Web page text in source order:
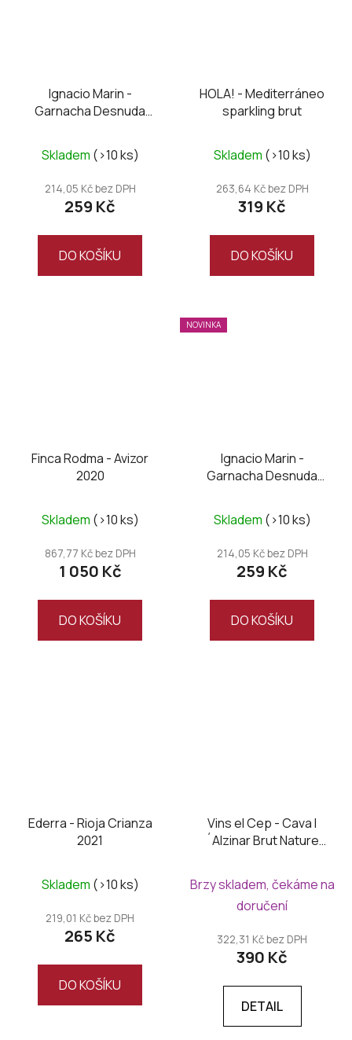
Ignacio Marin -
Garnacha Desnuda
Tinto
Skladem (>10 ks)
214,05 Kč bez DPH
259 Kč
DO KOŠÍKU
HOLA! - Mediterráneo
sparkling brut
Skladem (>10 ks)
263,64 Kč bez DPH
319 Kč
DO KOŠÍKU
Finca Rodma - Avizor
2020
hodnocení
produktu
je
z
Skladem (>10 ks)
867,77 Kč bez DPH
1 050 Kč
DO KOŠÍKU
NOVINKA
Ignacio Marin -
Garnacha Desnuda
Skladem (>10 ks)
214,05 Kč bez DPH
259 Kč
DO KOŠÍKU
Ederra - Rioja Crianza
2021
Skladem (>10 ks)
219,01 Kč bez DPH
265 Kč
DO KOŠÍKU
Vins el Cep - Cava l
´Alzinar Brut Nature
Brzy skladem, čekáme na
doručení
322,31 Kč bez DPH
390 Kč
DETAIL